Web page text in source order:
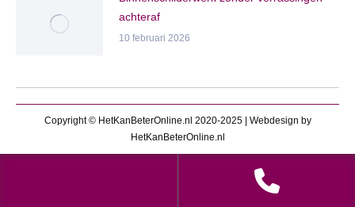
achteraf
10 februari 2026
Copyright © HetKanBeterOnline.nl 2020-2025 | Webdesign by
HetKanBeterOnline.nl